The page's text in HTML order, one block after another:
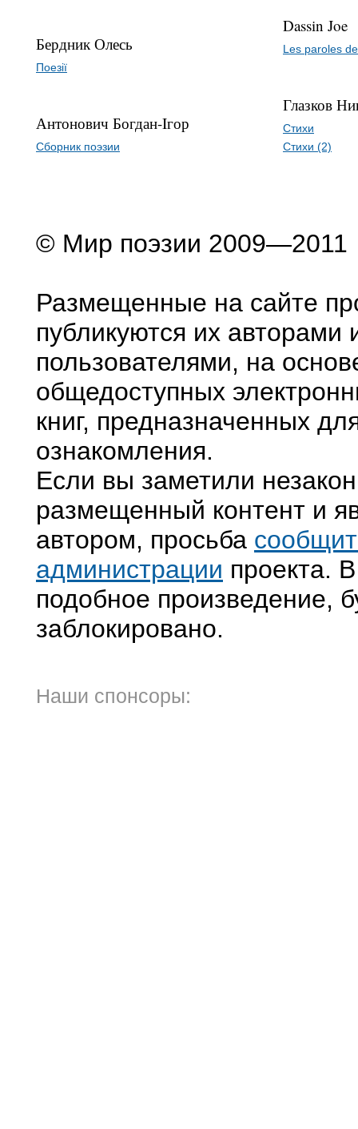
Бердник Олесь
Поезії
Антонович Богдан-Iгор
Сборник поэзии
Dassin Joe
Les paroles
Глазков
Стихи
Стихи (2)
© Мир поэзии 2009—2011
Размещенные на сайте
публикуются их авторами
пользователями, на
общедоступных
книг, предназначенных
ознакомления.
Если вы заметили
размещенный контент и
автором, просьба
администрации проекта.
подобное произведение,
заблокировано.
Наши спонсоры: